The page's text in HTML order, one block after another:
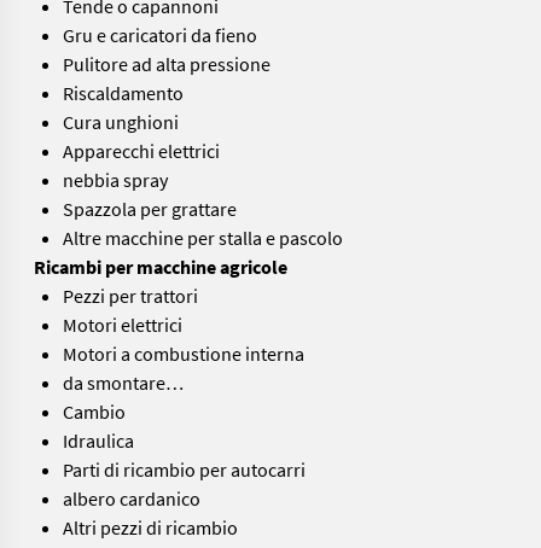
Tende o capannoni
Gru e caricatori da fieno
Pulitore ad alta pressione
Riscaldamento
Cura unghioni
Apparecchi elettrici
nebbia spray
Spazzola per grattare
Altre macchine per stalla e pascolo
Ricambi per macchine agricole
Pezzi per trattori
Motori elettrici
Motori a combustione interna
da smontare…
Cambio
Idraulica
Parti di ricambio per autocarri
albero cardanico
Altri pezzi di ricambio